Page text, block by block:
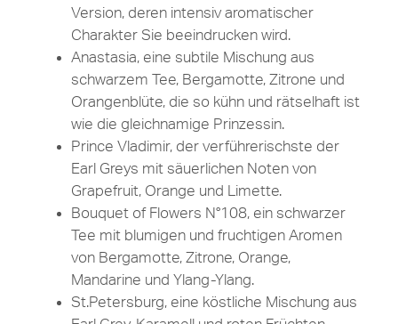
Version, deren intensiv aromatischer
Charakter Sie beeindrucken wird.
Anastasia, eine subtile Mischung aus
schwarzem Tee, Bergamotte, Zitrone und
Orangenblüte, die so kühn und rätselhaft ist
wie die gleichnamige Prinzessin.
Prince Vladimir, der verführerischste der
Earl Greys mit säuerlichen Noten von
Grapefruit, Orange und Limette.
Bouquet of Flowers N°108, ein schwarzer
Tee mit blumigen und fruchtigen Aromen
von Bergamotte, Zitrone, Orange,
Mandarine und Ylang-Ylang.
St.Petersburg, eine köstliche Mischung aus